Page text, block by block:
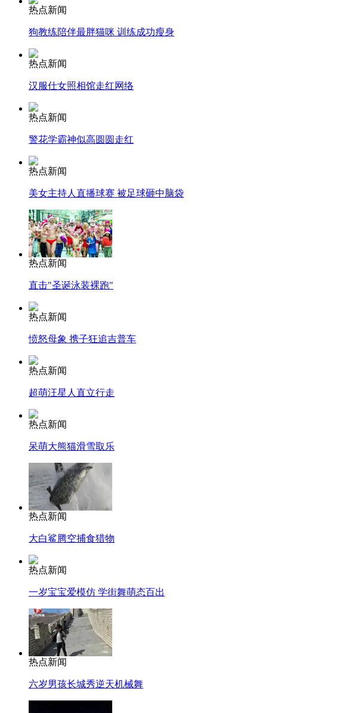
走！跟着总书记去植树
消防员救轻生者
纽约上演“枕头大战”
司机酒驾遇交警 急速倒车逃窜
热点新闻
狗教练陪伴最胖猫咪 训练成功瘦身
热点新闻
汉服仕女照相馆走红网络
热点新闻
警花学霸神似高圆圆走红
热点新闻
美女主持人直播球赛 被足球砸中脑袋
热点新闻
直击"圣诞泳装裸跑"
热点新闻
愤怒母象 携子狂追吉普车
热点新闻
超萌汪星人直立行走
热点新闻
呆萌大熊猫滑雪取乐
热点新闻
大白鲨腾空捕食猎物
热点新闻
一岁宝宝爱模仿 学街舞萌态百出
热点新闻
六岁男孩长城秀逆天机械舞